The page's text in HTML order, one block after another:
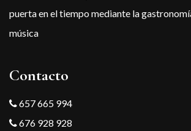
puerta en el tiempo mediante la
música
Contacto
657 665 994
676 928 928